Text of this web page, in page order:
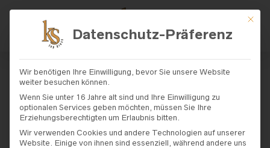
START/ PRODUKT RÜCKEN /OFFEN/ SEITE 4
Offen
Mit
Datenschutz-Präferenz
Wir benötigen Ihre Einwilligung, bevor Sie unsere Website
weiter besuchen können.
Wenn Sie unter 16 Jahre alt sind und Ihre Einwilligung zu
optionalen Services geben möchten, müssen Sie Ihre
Erziehungsberechtigten um Erlaubnis bitten.
Wir verwenden Cookies und andere Technologien auf unserer
Website. Einige von ihnen sind essenziell, während andere uns